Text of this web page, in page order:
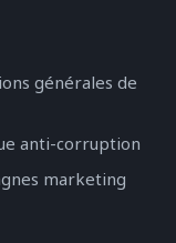
générales de
anti-corruption
marketing